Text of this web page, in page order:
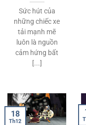
Sức hút của
những chiếc xe
tải mạnh mẽ
luôn là nguồn
cảm hứng bất
[...]
18
Th12